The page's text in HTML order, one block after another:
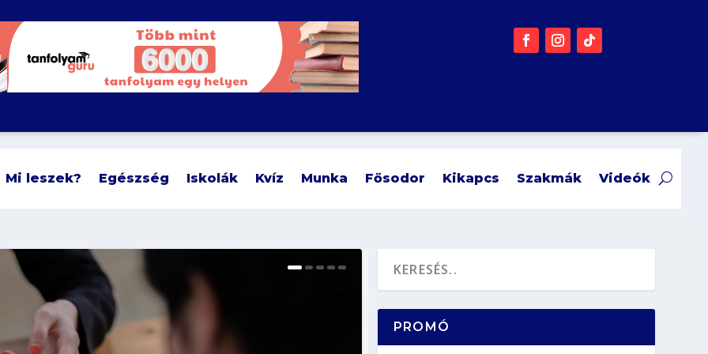
Mi leszek? Egészség Iskolák Kvíz Munka Fősodor Kikapcs Szakmák Videók
PROMÓ